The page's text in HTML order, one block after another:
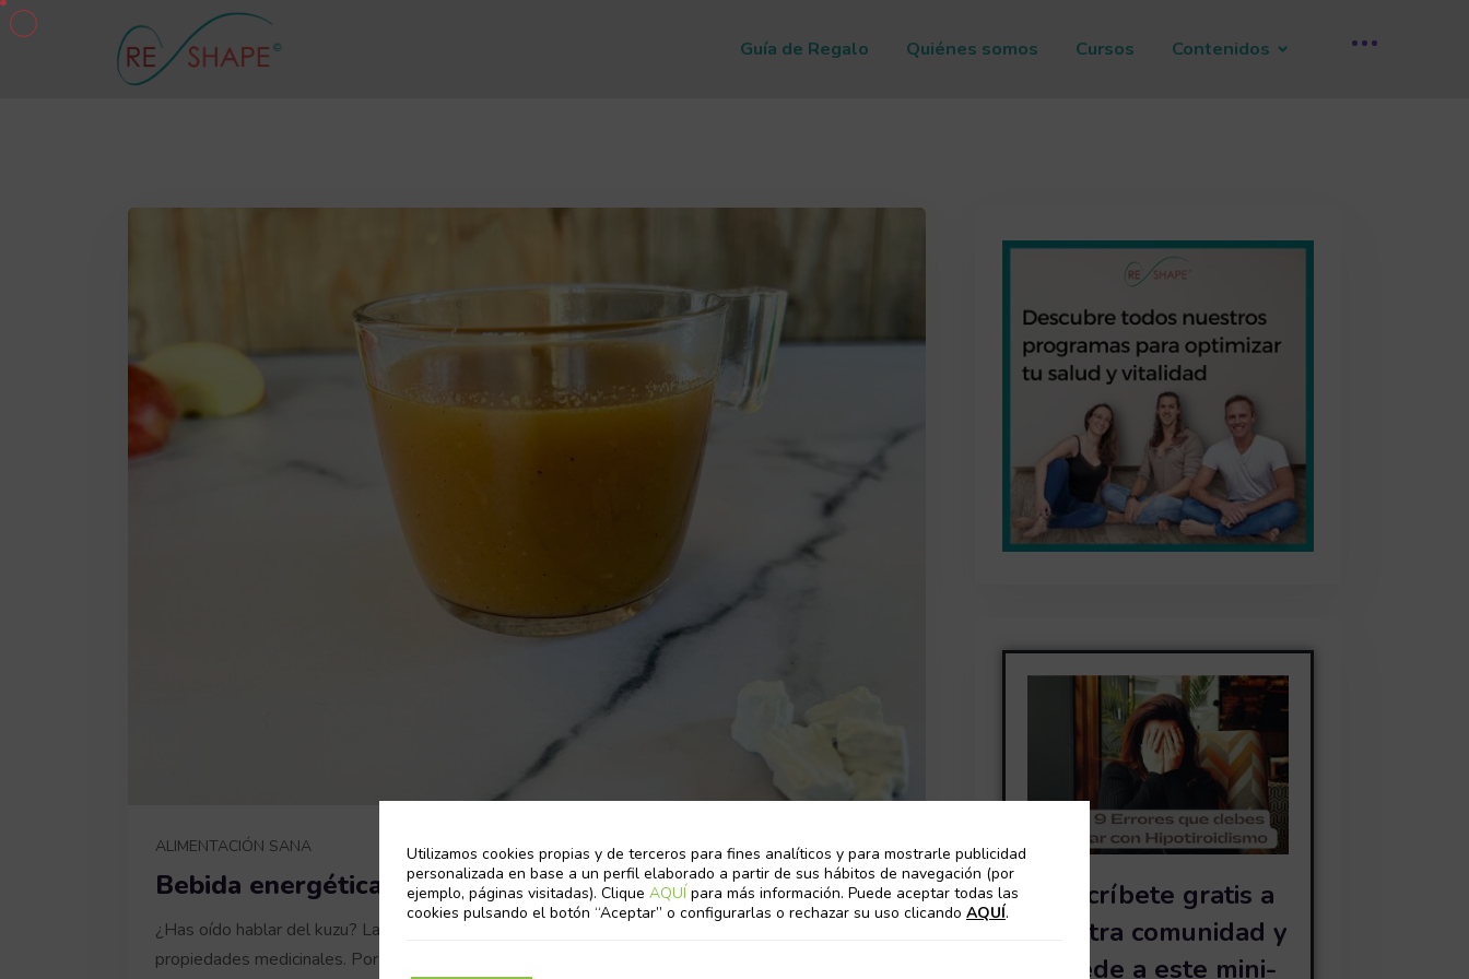
Guía de Regalo Quiénes somos Cursos Contenidos
ALIMENTACIÓN SANA
Bebida energética con kuzu
¿Has oído hablar del kuzu? La medicina tradicional China la ha usado durante siglos por sus
propiedades medicinales. Por suerte, hace unos años que también lo puedes encontrar en tu
Suscríbete gratis a
nuestra comunidad y
accede a este mini-
Utilizamos cookies propias y de terceros para fines analíticos y para mostrarle publicidad
personalizada en base a un perfil elaborado a partir de sus hábitos de navegación (por
ejemplo, páginas visitadas). Clique AQUÍ para más información. Puede aceptar todas las
cookies pulsando el botón “Aceptar” o configurarlas o rechazar su uso clicando AQUÍ.